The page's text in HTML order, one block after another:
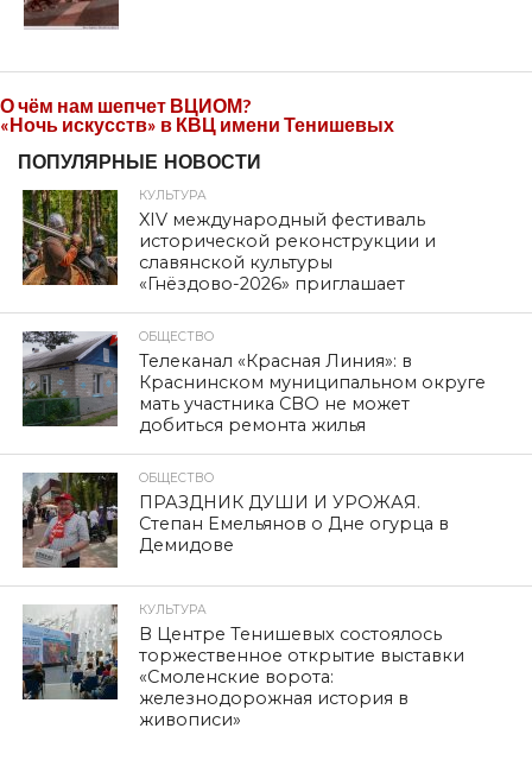
О чём нам шепчет ВЦИОМ?
«Ночь искусств» в КВЦ имени Тенишевых
ПОПУЛЯРНЫЕ НОВОСТИ
КУЛЬТУРА
XIV международный фестиваль
исторической реконструкции и
славянской культуры
«Гнёздово-2026» приглашает
ОБЩЕСТВО
Телеканал «Красная Линия»: в
Краснинском муниципальном округе
мать участника СВО не может
добиться ремонта жилья
ОБЩЕСТВО
ПРАЗДНИК ДУШИ И УРОЖАЯ.
Степан Емельянов о Дне огурца в
Демидове
КУЛЬТУРА
В Центре Тенишевых состоялось
торжественное открытие выставки
«Смоленские ворота:
железнодорожная история в
живописи»